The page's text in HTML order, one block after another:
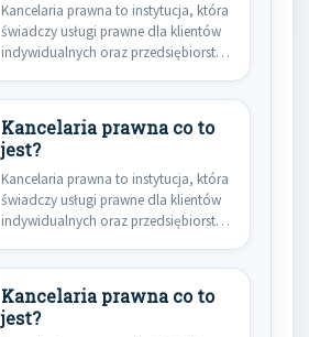
Kancelaria prawna to instytucja, która
świadczy usługi prawne dla klientów
indywidualnych oraz przedsiębiorstw.
Kancelaria prawna co to
jest?
Kancelaria prawna to instytucja, która
świadczy usługi prawne dla klientów
indywidualnych oraz przedsiębiorstw.
Kancelaria prawna co to
jest?